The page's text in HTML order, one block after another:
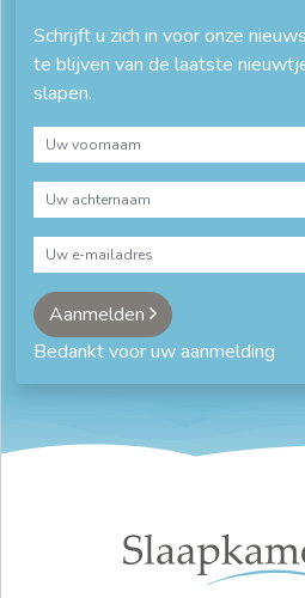
Schrijft u zich in voor onze
te blijven van de laatste
slapen.
Aanmelden
Bedankt voor uw aanmelding